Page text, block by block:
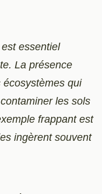
est essentiel
La présence
qui
les sols
frappant est
ingèrent souvent